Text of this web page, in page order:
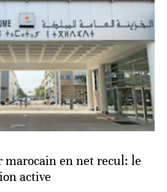
marocain en net recul: le
active